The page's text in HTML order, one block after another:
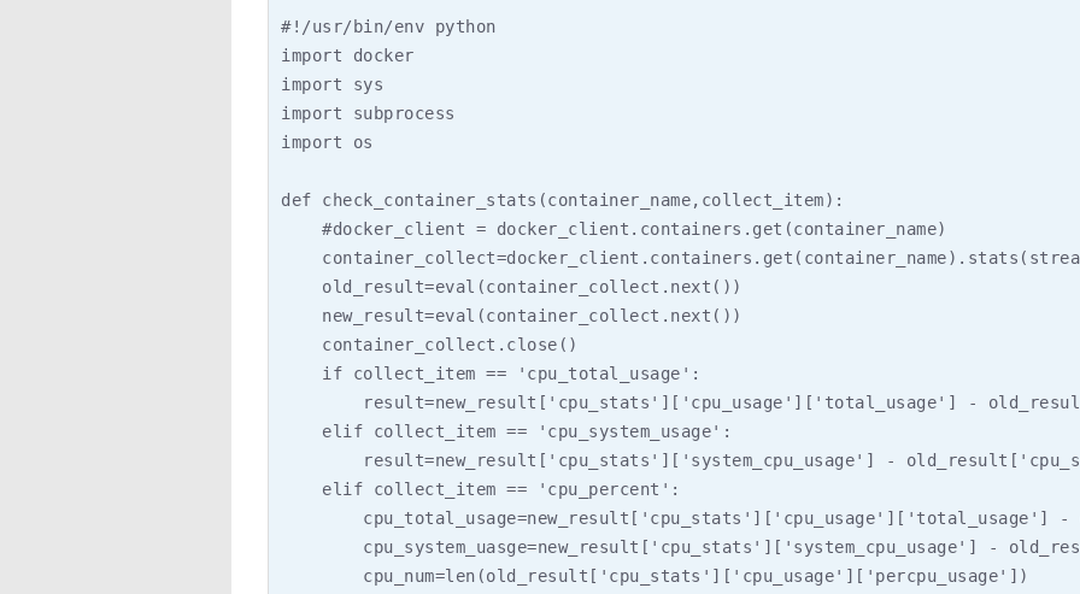
#!/usr/bin/env python
import docker
import sys
import subprocess
import os
def check_container_stats(container_name,collect_item):
    #docker_client = docker_client.containers.get(container_name)
    old_result=eval(container_collect.next())
    new_result=eval(container_collect.next())
    container_collect.close()
    if collect_item == 'cpu_total_usage':
result=new_result['cpu_stats']['cpu_usage']['total_usage'] -
    elif collect_item == 'cpu_system_usage':
result=new_result['cpu_stats']['system_cpu_usage'] -
    elif collect_item == 'cpu_percent':
cpu_total_usage=new_result['cpu_stats']['cpu_usage']['total_usage'] -
cpu_system_uasge=new_result['cpu_stats']['system_cpu_usage'] -
        cpu_num=len(old_result['cpu_stats']['cpu_usage']['percpu_usage'])